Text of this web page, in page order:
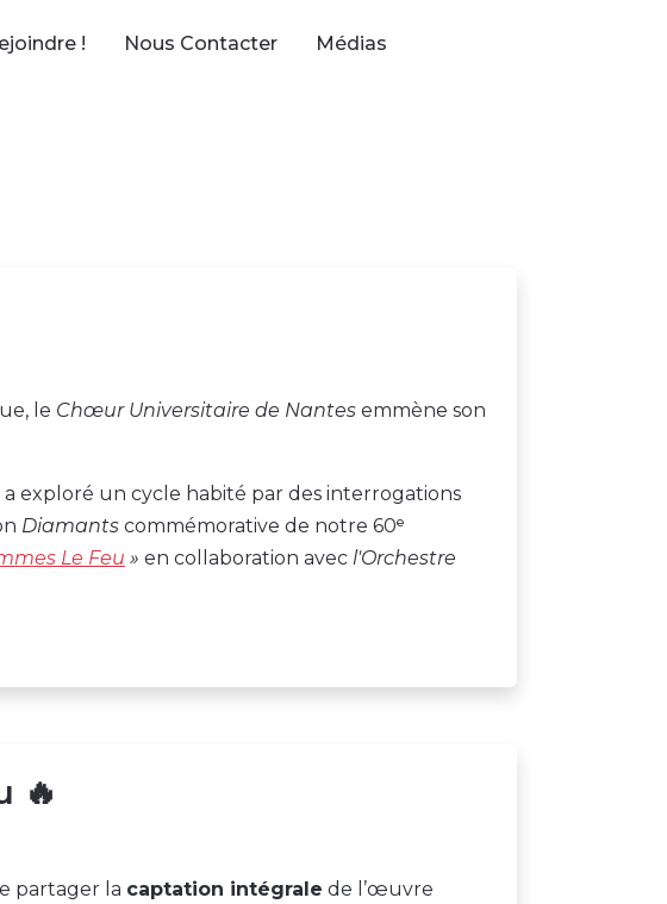
! Nous Contacter Médias
le Chœur Universitaire de Nantes emmène son
exploré un cycle habité par des interrogations
Diamants commémorative de notre 60ᵉ
Le Feu » en collaboration avec l'Orchestre
🔥
partager la captation intégrale de l’œuvre